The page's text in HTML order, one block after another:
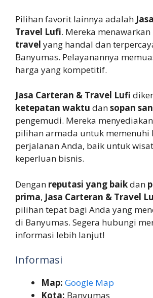
Pilihan favorit lainnya adalah
Travel Lufi. Mereka
travel yang handal dan
Banyumas. Pelayanannya
harga yang kompetitif.
Jasa Carteran & Travel Lufi
ketepatan waktu dansopan
pengemudi. Mereka
pilihan armada untuk memenuhi
perjalanan Anda, baik untuk
keperluan bisnis.
Dengan reputasi yang baikdan
prima, Jasa Carteran & Travel
pilihan tepat bagi Anda yang
di Banyumas. Segera hubungi
informasi lebih lanjut!
Informasi
Map: Google Map
Kota: Banyumas